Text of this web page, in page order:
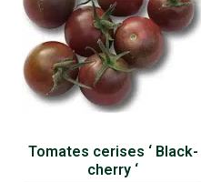
Tomates cerises ‘ Black-
cherry ‘